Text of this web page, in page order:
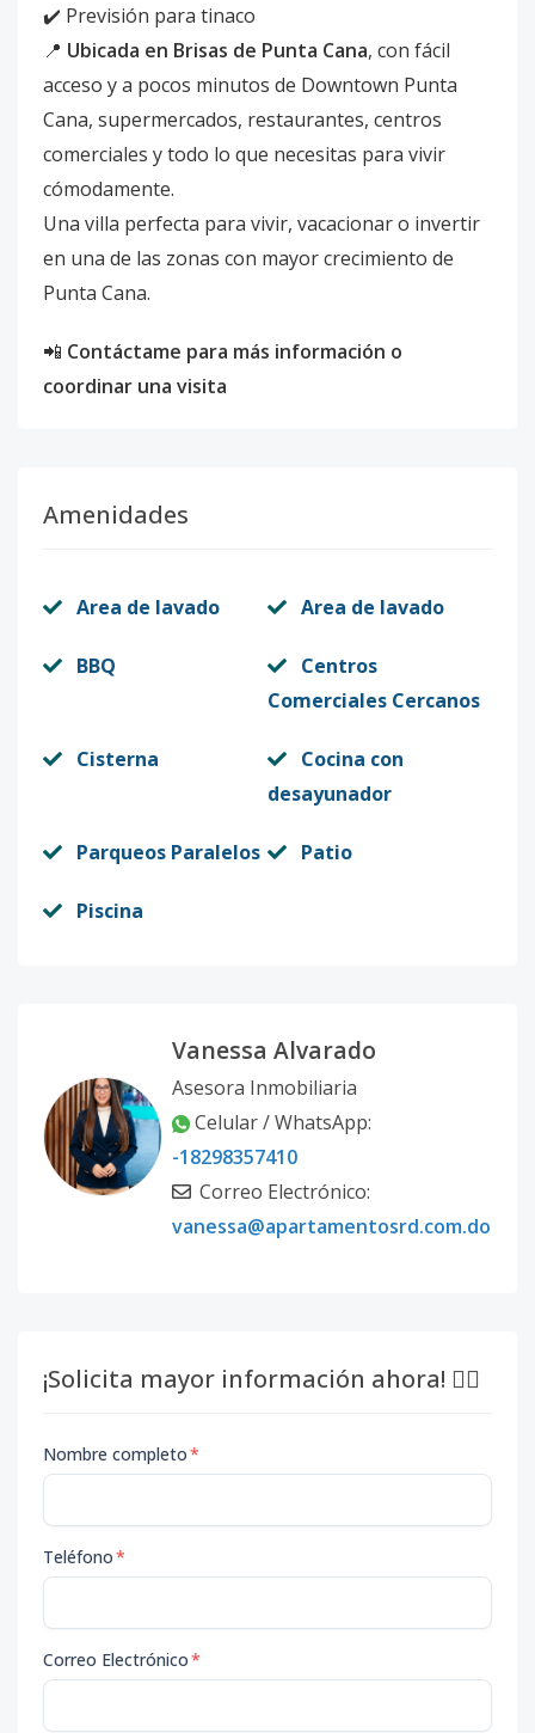
✔️ Previsión para tinaco
📍 Ubicada en Brisas de Punta Cana, con fácil
acceso y a pocos minutos de Downtown Punta
Cana, supermercados, restaurantes, centros
comerciales y todo lo que necesitas para vivir
cómodamente.
Una villa perfecta para vivir, vacacionar o invertir
en una de las zonas con mayor crecimiento de
Punta Cana.
📲 Contáctame para más información o
coordinar una visita
Amenidades
Area de lavado Area de lavado
BBQ
Centros
Comerciales Cercanos
Cisterna
Cocina con
desayunador
Parqueos Paralelos Patio
Piscina
Vanessa Alvarado
Asesora Inmobiliaria
Celular / WhatsApp:
-18298357410
Correo Electrónico:
vanessa@apartamentosrd.com.do
¡Solicita mayor información ahora! 👇🏽
Nombre completo*
Teléfono*
Correo Electrónico*